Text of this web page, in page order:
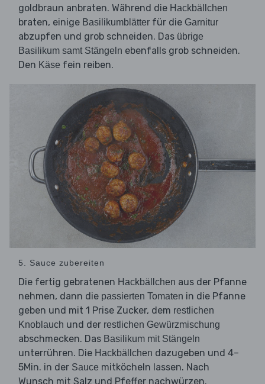
goldbraun anbraten. Während die Hackbällchen
braten, einige Basilikumblätter für die Garnitur
abzupfen und grob schneiden. Das übrige
Basilikum samt Stängeln ebenfalls grob schneiden.
Den Käse fein reiben.
5. Sauce zubereiten
Die fertig gebratenen Hackbällchen aus der Pfanne
nehmen, dann die passierten Tomaten in die Pfanne
geben und mit 1 Prise Zucker, dem restlichen
Knoblauch und der restlichen Gewürzmischung
abschmecken. Das Basilikum mit Stängeln
unterrühren. Die Hackbällchen dazugeben und 4–
5Min. in der Sauce mitköcheln lassen. Nach
Wunsch mit Salz und Pfeffer nachwürzen.